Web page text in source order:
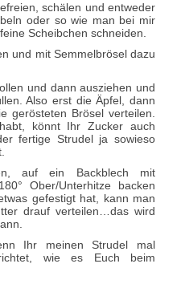
schälen und entweder
oder so wie man bei mir
Scheibchen schneiden.
und mit Semmelbrösel dazu
und dann ausziehen und
Also erst die Äpfel, dann
gerösteten Brösel verteilen.
könnt Ihr Zucker auch
fertige Strudel ja sowieso
auf ein Backblech mit
Ober/Unterhitze backen
gefestigt hat, kann man
drauf verteilen…das wird
Ihr meinen Strudel mal
wie es Euch beim